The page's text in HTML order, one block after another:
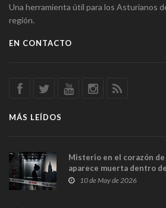
Una herramienta útil para los Asturianos
región.
EN CONTACTO
MÁS LEÍDOS
Misterio en el corazón
aparece muerta dentro
y las cámaras captan sus
10 de May de 2026